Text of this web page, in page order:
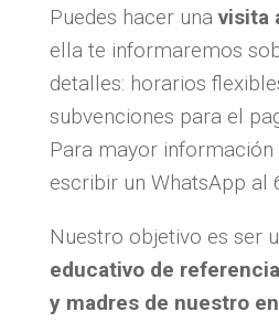
Puedes hacer una visita
ella te informaremos
detalles: horarios
subvenciones para el
Para mayor
escribir un WhatsApp al
Nuestro objetivo es ser
educativo de
y madres de nuestro